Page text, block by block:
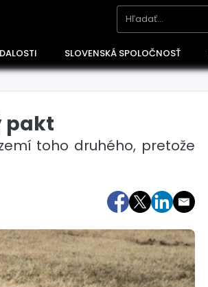
SLOVENSKÁ SPOLOČNOSŤ
Maďarsko
pakt
toho druhého, pretože